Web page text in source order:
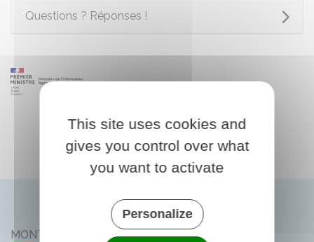
Questions ? Réponses !
MONTLIARD
This site uses cookies and
gives you control over what
you want to activate
Personalize